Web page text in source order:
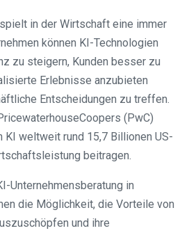
in der Wirtschaft eine immer
können KI-Technologien
zu steigern, Kunden besser zu
Erlebnisse anzubieten
Entscheidungen zu treffen.
(PwC)
KI weltweit rund 15,7 Billionen US-
beitragen.
Unternehmensberatung in
die Möglichkeit, die Vorteile von
und ihre